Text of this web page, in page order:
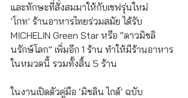
และทักษะที่สั่งสมมาให้กับเชฟรุ่นใหม่
‘โกท’ ร้านอาหารไทยร่วมสมัย ได้รับ
MICHELIN Green Star หรือ “ดาวมิชลิ
นรักษ์โลก” เพิ่มอีก 1 ร้าน ทำให้มีร้านอาหาร
ในหมวดนี้ รวมทั้งสิ้น 5 ร้าน
ในงานเปิดตัวคู่มือ ‘มิชลิน ไกด์’ ฉบับ